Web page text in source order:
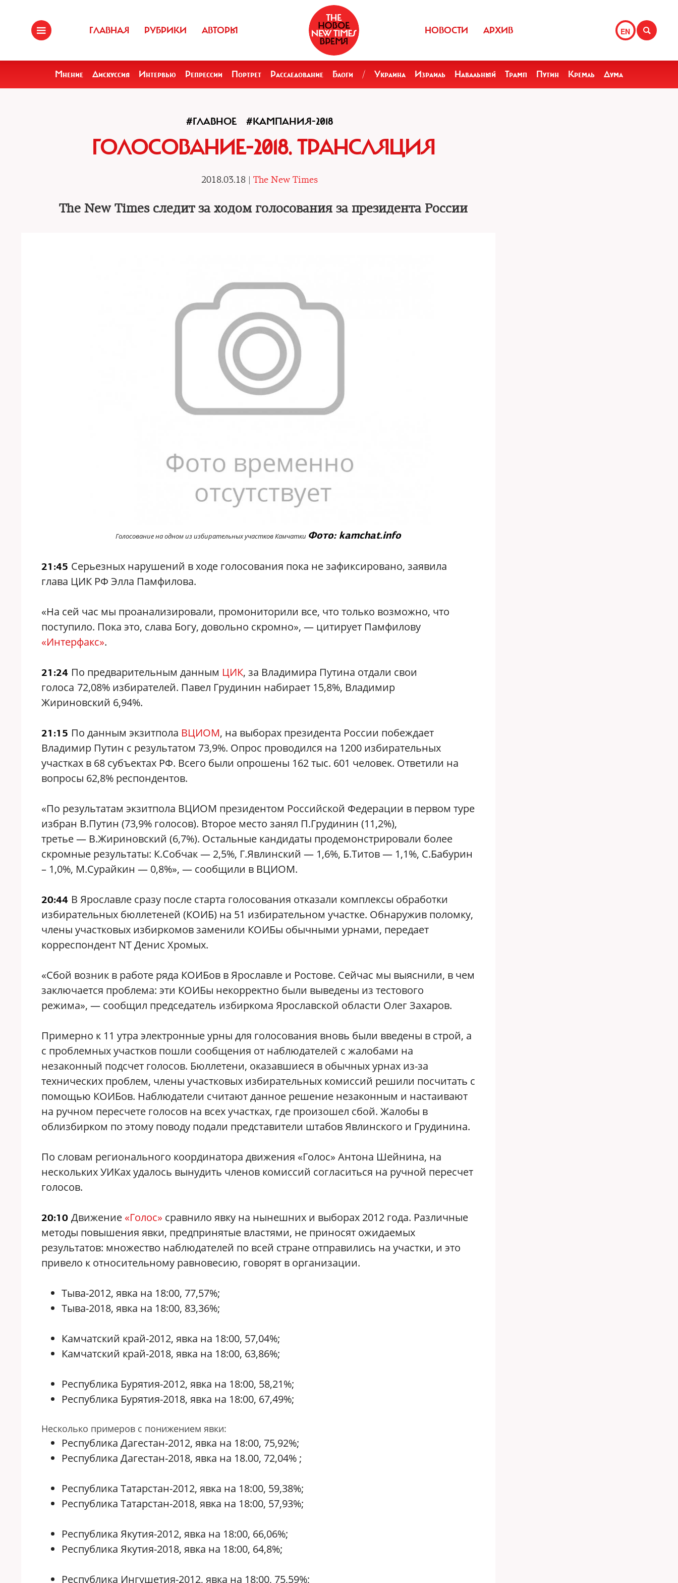
ГЛАВНАЯ РУБРИКИ АВТОРЫ EN
НОВОСТИ АРХИВ
Мнение Дискуссия Интервью Репрессии Портрет Расследование Блоги / Украина Израиль Навальный Трамп Путин Кремль Дума
#ГЛАВНОЕ #КАМПАНИЯ-2018
ГОЛОСОВАНИЕ-2018. ТРАНСЛЯЦИЯ
2018.03.18 | The New Times
The New Times следит за ходом голосования за президента России
Голосование на одном из избирательных участков Камчатки Фото: kamchat.info
21:45 Серьезных нарушений в ходе голосования пока не зафиксировано, заявила
глава ЦИК РФ Элла Памфилова.
«На сей час мы проанализировали, промониторили все, что только возможно, что
поступило. Пока это, слава Богу, довольно скромно», — цитирует Памфилову
«Интерфакс».
21:24 По предварительным данным ЦИК, за Владимира Путина отдали свои
голоса 72,08% избирателей. Павел Грудинин набирает 15,8%, Владимир
Жириновский 6,94%.
21:15 По данным экзитпола ВЦИОМ, на выборах президента России побеждает
Владимир Путин с результатом 73,9%. Опрос проводился на 1200 избирательных
участках в 68 субъектах РФ. Всего были опрошены 162 тыс. 601 человек. Ответили на
вопросы 62,8% респондентов.
«По результатам экзитпола ВЦИОМ президентом Российской Федерации в первом туре
избран В.Путин (73,9% голосов). Второе место занял П.Грудинин (11,2%),
третье — В.Жириновский (6,7%). Остальные кандидаты продемонстрировали более
скромные результаты: К.Собчак — 2,5%, Г.Явлинский — 1,6%, Б.Титов — 1,1%, С.Бабурин
– 1,0%, М.Сурайкин — 0,8%», — сообщили в ВЦИОМ.
20:44 В Ярославле сразу после старта голосования отказали комплексы обработки
избирательных бюллетеней (КОИБ) на 51 избирательном участке. Обнаружив поломку,
члены участковых избиркомов заменили КОИБы обычными урнами, передает
корреспондент NT Денис Хромых.
«Сбой возник в работе ряда КОИБов в Ярославле и Ростове. Сейчас мы выяснили, в чем
заключается проблема: эти КОИБы некорректно были выведены из тестового
режима», — сообщил председатель избиркома Ярославской области Олег Захаров.
Примерно к 11 утра электронные урны для голосования вновь были введены в строй, а
с проблемных участков пошли сообщения от наблюдателей с жалобами на
незаконный подсчет голосов. Бюллетени, оказавшиеся в обычных урнах из-за
технических проблем, члены участковых избирательных комиссий решили посчитать с
помощью КОИБов. Наблюдатели считают данное решение незаконным и настаивают
на ручном пересчете голосов на всех участках, где произошел сбой. Жалобы в
облизбирком по этому поводу подали представители штабов Явлинского и Грудинина.
По словам регионального координатора движения «Голос» Антона Шейнина, на
нескольких УИКах удалось вынудить членов комиссий согласиться на ручной пересчет
голосов.
20:10 Движение «Голос» сравнило явку на нынешних и выборах 2012 года. Различные
методы повышения явки, предпринятые властями, не приносят ожидаемых
результатов: множество наблюдателей по всей стране отправились на участки, и это
привело к относительному равновесию, говорят в организации.
Тыва-2012, явка на 18:00, 77,57%;
Тыва-2018, явка на 18:00, 83,36%;
Камчатский край-2012, явка на 18:00, 57,04%;
Камчатский край-2018, явка на 18:00, 63,86%;
Республика Бурятия-2012, явка на 18:00, 58,21%;
Республика Бурятия-2018, явка на 18:00, 67,49%;
Несколько примеров с понижением явки:
Республика Дагестан-2012, явка на 18:00, 75,92%;
Республика Дагестан-2018, явка на 18.00, 72,04% ;
Республика Татарстан-2012, явка на 18:00, 59,38%;
Республика Татарстан-2018, явка на 18:00, 57,93%;
Республика Якутия-2012, явка на 18:00, 66,06%;
Республика Якутия-2018, явка на 18:00, 64,8%;
Республика Ингушетия-2012, явка на 18:00, 75,59%;